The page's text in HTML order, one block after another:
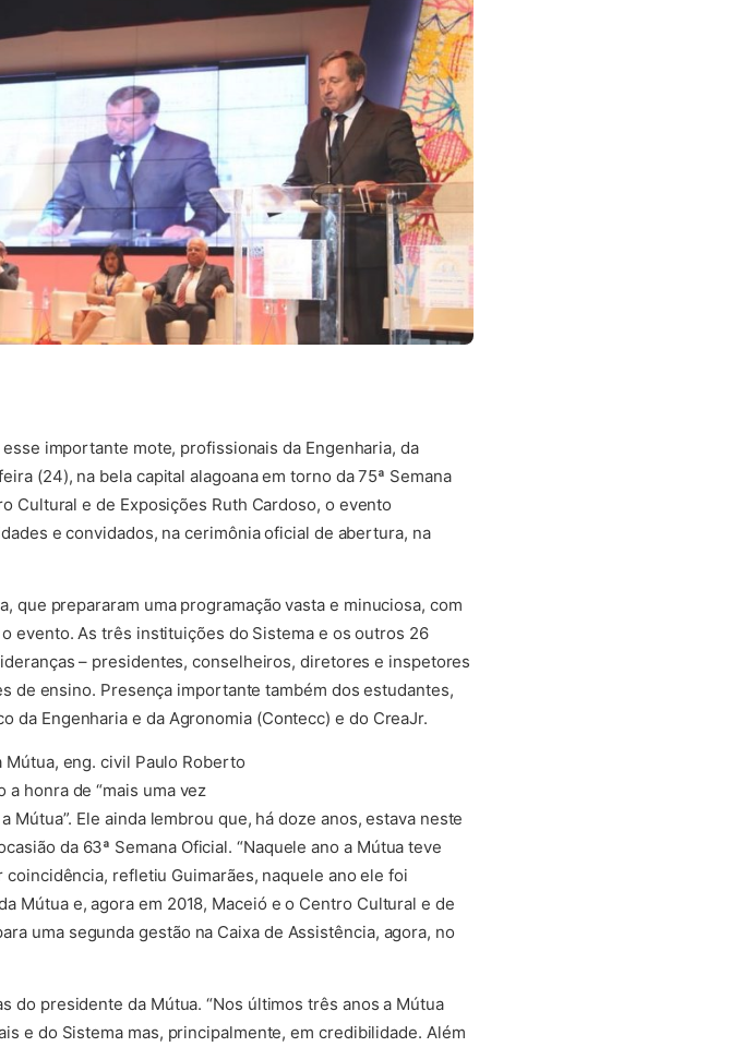
importante mote, profissionais da Engenharia, da
(24), na bela capital alagoana em torno da 75ª Semana
Cultural e de Exposições Ruth Cardoso, o evento
e convidados, na cerimônia oficial de abertura, na
que prepararam uma programação vasta e minuciosa, com
evento. As três instituições do Sistema e os outros 26
– presidentes, conselheiros, diretores e inspetores
de ensino. Presença importante também dos estudantes,
Engenharia e da Agronomia (Contecc) e do CreaJr.
eng. civil Paulo Roberto
honra de “mais uma vez
Ele ainda lembrou que, há doze anos, estava neste
da 63ª Semana Oficial. “Naquele ano a Mútua teve
refletiu Guimarães, naquele ano ele foi
Mútua e, agora em 2018, Maceió e o Centro Cultural e de
uma segunda gestão na Caixa de Assistência, agora, no
do presidente da Mútua. “Nos últimos três anos a Mútua
e do Sistema mas, principalmente, em credibilidade. Além